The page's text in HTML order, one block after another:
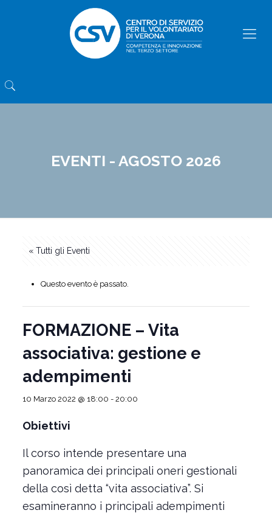
EVENTI - AGOSTO 2026
« Tutti gli Eventi
Questo evento è passato.
FORMAZIONE – Vita
associativa: gestione e
adempimenti
10 Marzo 2022 @ 18:00 - 20:00
Obiettivi
Il corso intende presentare una
panoramica dei principali oneri gestionali
della così detta “vita associativa”. Si
esamineranno i principali adempimenti